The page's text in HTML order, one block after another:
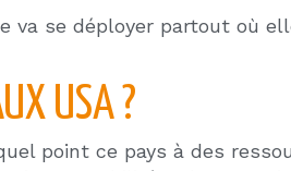
moyenne et assure pour
débuts et son
aux investisseurs